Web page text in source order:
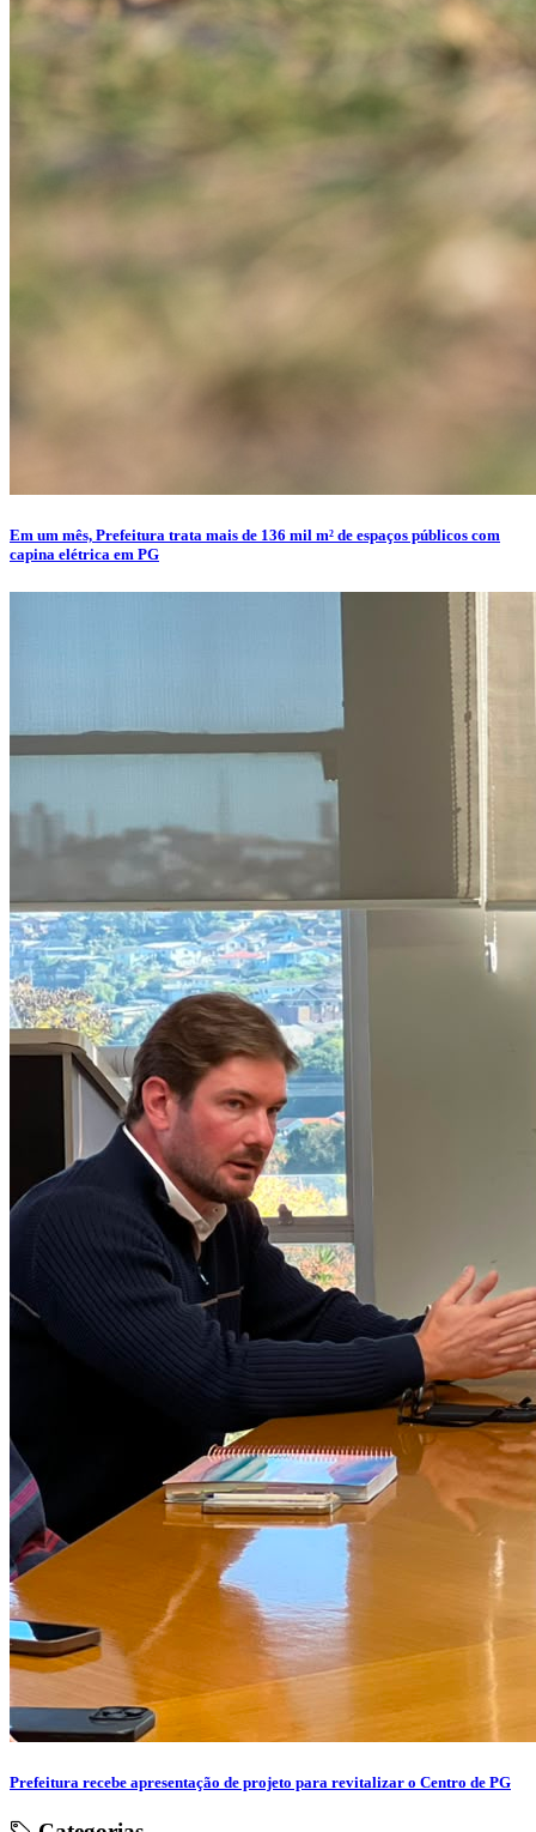
Em um mês, Prefeitura trata mais de 136 mil m² de espaços públicos com
capina elétrica em PG
Prefeitura recebe apresentação de projeto para revitalizar o Centro de PG